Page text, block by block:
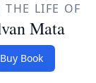
THE LIFE OF
Mata
Buy Book